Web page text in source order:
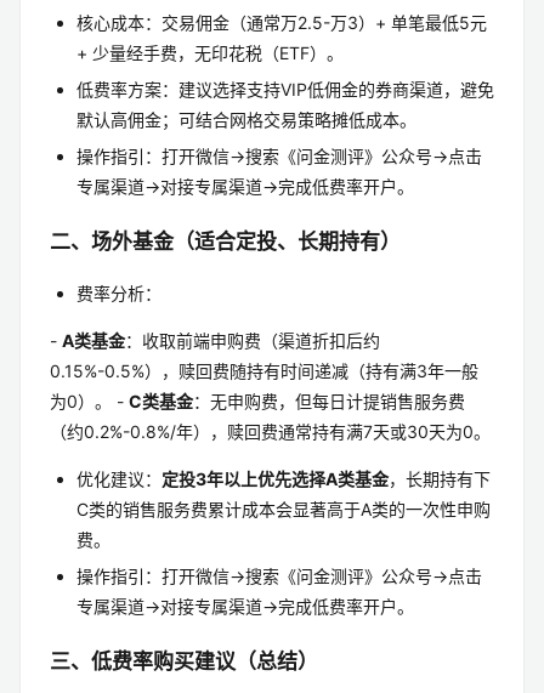
核心成本：交易佣金（通常万2.5-万3）+ 单笔最低5元
+ 少量经手费，无印花税（ETF）。
低费率方案：建议选择支持VIP低佣金的券商渠道，避免
默认高佣金；可结合网格交易策略摊低成本。
操作指引：打开微信→搜索《问金测评》公众号→点击
专属渠道→对接专属渠道→完成低费率开户。
二、场外基金（适合定投、长期持有）
费率分析：
- A类基金：收取前端申购费（渠道折扣后约
0.15%-0.5%），赎回费随持有时间递减（持有满3年一般
为0）。 - C类基金：无申购费，但每日计提销售服务费
（约0.2%-0.8%/年），赎回费通常持有满7天或30天为0。
优化建议： 定投3年以上优先选择A类基金，长期持有下
C类的销售服务费累计成本会显著高于A类的一次性申购
费。
操作指引：打开微信→搜索《问金测评》公众号→点击
专属渠道→对接专属渠道→完成低费率开户。
三、低费率购买建议（总结）